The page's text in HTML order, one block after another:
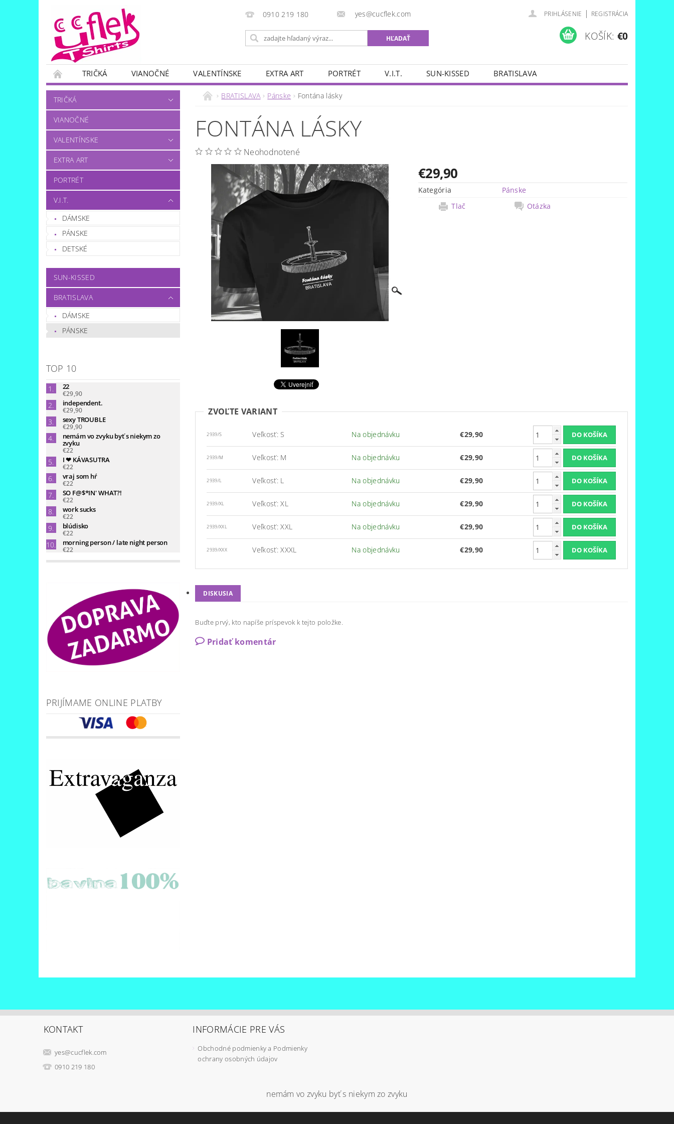
0910 219 180 yes@cucflek.com PRIHLÁSENIE | REGISTRÁCIA
KOŠÍK: €0
TRIČKÁ VIANOČNÉ VALENTÍNSKE EXTRA ART PORTRÉT V.I.T. SUN-KISSED
BRATISLAVA
SKUPINOVÉ
OTÁZKA..?:)
TRIČKÁ
VIANOČNÉ
VALENTÍNSKE
EXTRA ART
PORTRÉT
V.I.T.
DÁMSKE
PÁNSKE
DETSKÉ
SUN-KISSED
BRATISLAVA
DÁMSKE
PÁNSKE
TOP 10
22
€29,90
independent.
€29,90
sexy TROUBLE
€29,90
nemám vo zvyku byť s niekym zo
zvyku
€22
I ❤ KÁVASUTRA
€22
vraj som hŕ
€22
SO F@$*IN' WHAT?!
€22
work sucks
€22
blúdisko
€22
morning person / late night person
€22
PRIJÍMAME ONLINE PLATBY
BRATISLAVA Pánske Fontána lásky
FONTÁNA LÁSKY
Neohodnotené
€29,90
Kategória
Pánske
Tlač
Otázka
ZVOĽTE VARIANT
2939/S Veľkosť: S Na objednávku €29,90
2939/M Veľkosť: M Na objednávku €29,90
2939/L Veľkosť: L Na objednávku €29,90
2939/XL Veľkosť: XL Na objednávku €29,90
2939/XXL Veľkosť: XXL Na objednávku €29,90
2939/XXX Veľkosť: XXXL Na objednávku €29,90
DISKUSIA
Buďte prvý, kto napíše príspevok k tejto položke.
Pridať komentár
KONTAKT
yes@cucflek.com
0910 219 180
INFORMÁCIE PRE VÁS
Obchodné podmienky a Podmienky
ochrany osobných údajov
nemám vo zvyku byť s niekym zo zvyku